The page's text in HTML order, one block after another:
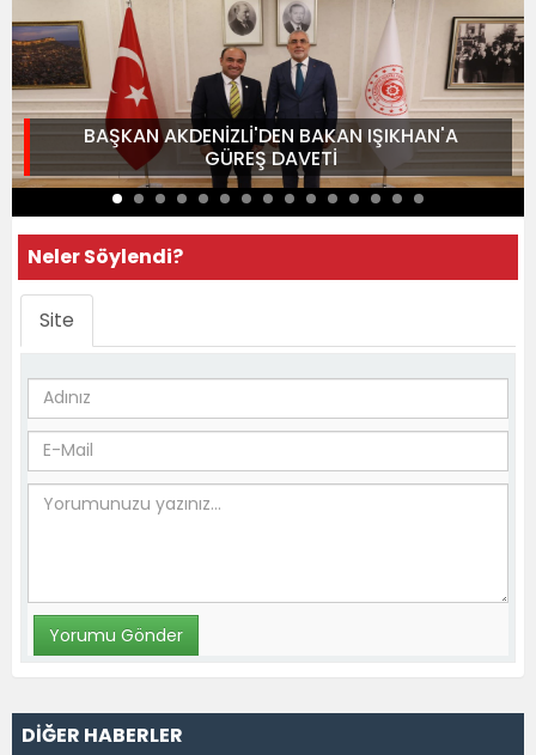
BAŞKAN AKDENİZLİ'DEN BAKAN IŞIKHAN'A
GÜREŞ DAVETİ
Neler Söylendi?
Site
DİĞER HABERLER